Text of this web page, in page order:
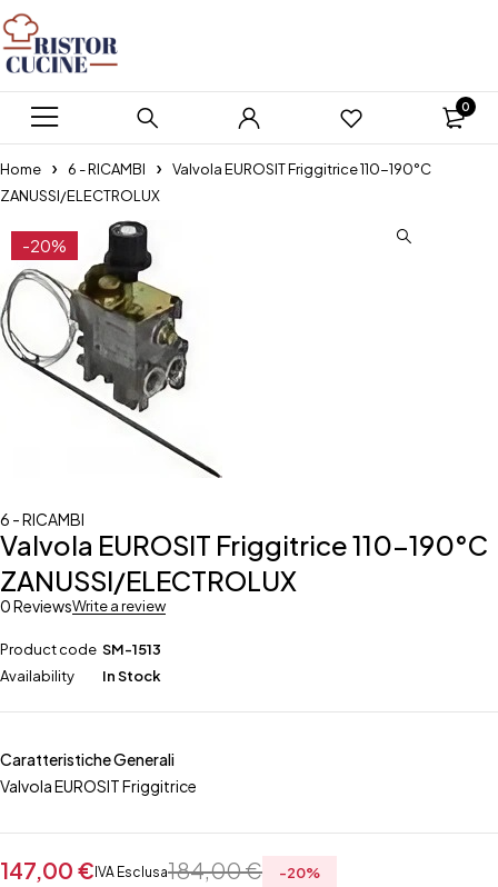
0
Home 6 - RICAMBI
Valvola EUROSIT Friggitrice 110-190°C
ZANUSSI/ELECTROLUX
-20%
6 - RICAMBI
Valvola EUROSIT Friggitrice 110-190°C
ZANUSSI/ELECTROLUX
0 ReviewsWrite a review
Product code SM-1513
Availability
In Stock
Caratteristiche Generali
Valvola EUROSIT Friggitrice
184,00€
147,00 € IVA Esclusa -20%